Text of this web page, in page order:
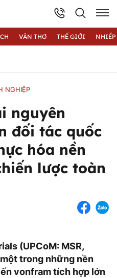
VĂN THƠ THẾ GIỚI
NGHIỆP
nguyên
đối tác quốc
hóa nền
lược toàn
(UPCoM: MSR,
trong những nền
vonfram tích hợp lớn